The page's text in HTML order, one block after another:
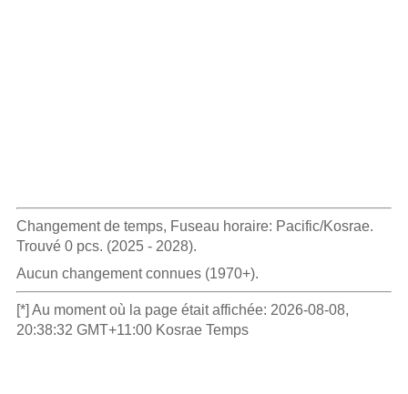
Changement de temps, Fuseau horaire: Pacific/Kosrae.
Trouvé 0 pcs. (2025 - 2028).
Aucun changement connues (1970+).
[*] Au moment où la page était affichée: 2026-08-08,
20:38:32 GMT+11:00 Kosrae Temps